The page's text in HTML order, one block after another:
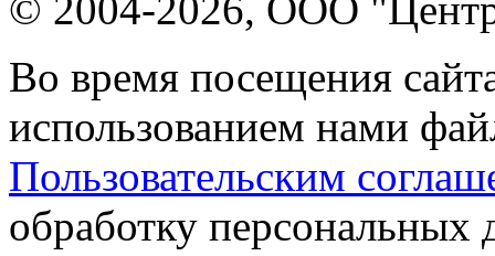
Во время посещения
использованием нами
Пользовательским
обработку персональных